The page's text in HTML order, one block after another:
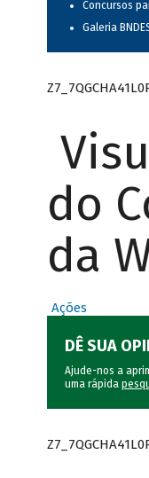
Concursos
Galeria
do
da
Ações
DÊ SUA
Ajude-nos a
uma rápida